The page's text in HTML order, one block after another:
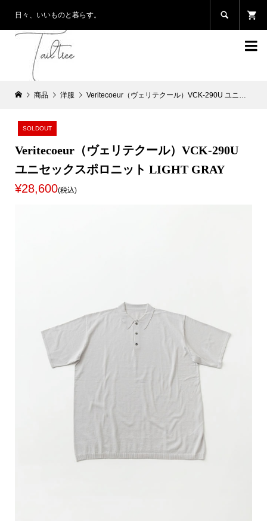
日々、いいものと暮らす。 

商品 洋服 Veritecoeur（ヴェリテクール）VCK-290U ユニセックスポロニット LIGHT GRAY
SOLDOUT
Veritecoeur（ヴェリテクール）VCK-290U
ユニセックスポロニット LIGHT GRAY
¥28,600(税込)